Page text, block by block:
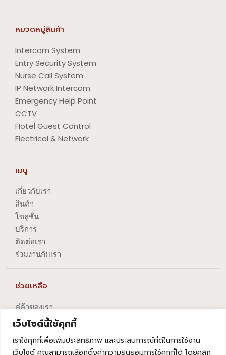
เว็บไซต์นี้ใช้คุกกี้
เราใช้คุกกี้เพื่อเพิ่มประสิทธิภาพ และประสบการณ์ที่ดีในการใช้งาน
เว็บไซต์ คุณสามารถเลือกตั้งค่าความยินยอมการใช้คุกกี้ได้ โดยคลิก
หมวดหมู่สินค้า
Intercom System
Entry Security System
Nurse Call System
IP Network Intercom
Emergency Help Point
CCTV
Hotel Guest Control
Electrical & Network
เมนู
เกี่ยวกับเรา
สินค้า
โซลูชั่น
บริการ
ติดต่อเรา
ร่วมงานกับเรา
ช่วยเหลือ
คู่ค้าของเรา
นโยบายความเป็นส่วนตัว
นโยบายการปัญหาข้อร้องเรียน
นโยบายการยกเลิกบริการ